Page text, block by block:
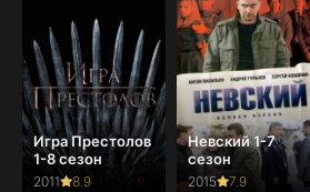
Игра Престолов
1-8 сезон
2011 8.9
Невский 1-7
сезон
2015 7.9